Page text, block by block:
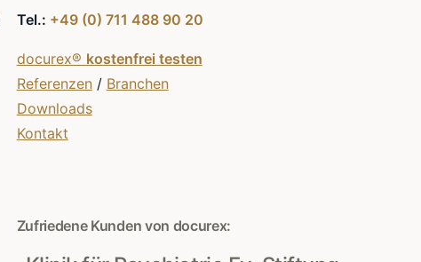
Tel.: +49 (0) 711 488 90 20
docurex® kostenfrei testen
Referenzen / Branchen
Downloads
Kontakt
Zufriedene Kunden von docurex: